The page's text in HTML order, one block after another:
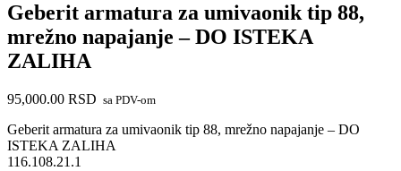
Geberit armatura za umivaonik tip 88,
mrežno napajanje – DO ISTEKA
ZALIHA
95,000.00 RSD sa PDV-om
Geberit armatura za umivaonik tip 88, mrežno napajanje – DO
ISTEKA ZALIHA
116.108.21.1